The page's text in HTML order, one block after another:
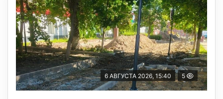
6 АВГУСТА 2026, 15:40 5